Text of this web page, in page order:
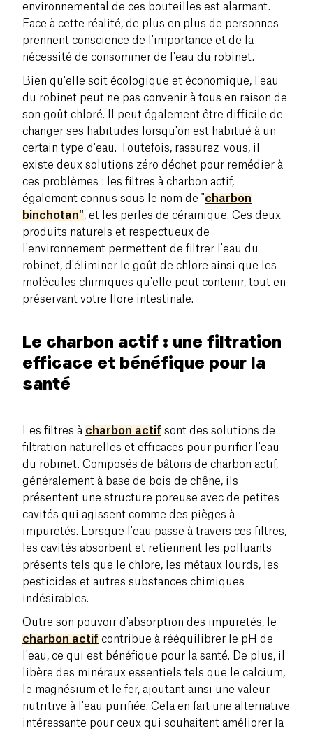
environnemental de ces bouteilles est alarmant.
Face à cette réalité, de plus en plus de personnes
prennent conscience de l'importance et de la
nécessité de consommer de l'eau du robinet.
Bien qu'elle soit écologique et économique, l'eau
du robinet peut ne pas convenir à tous en raison de
son goût chloré. Il peut également être difficile de
changer ses habitudes lorsqu'on est habitué à un
certain type d'eau. Toutefois, rassurez-vous, il
existe deux solutions zéro déchet pour remédier à
ces problèmes : les filtres à charbon actif,
également connus sous le nom de "charbon
binchotan", et les perles de céramique. Ces deux
produits naturels et respectueux de
l'environnement permettent de filtrer l'eau du
robinet, d'éliminer le goût de chlore ainsi que les
molécules chimiques qu'elle peut contenir, tout en
préservant votre flore intestinale.
Le charbon actif : une filtration
efficace et bénéfique pour la
santé
Les filtres à charbon actif sont des solutions de
filtration naturelles et efficaces pour purifier l'eau
du robinet. Composés de bâtons de charbon actif,
généralement à base de bois de chêne, ils
présentent une structure poreuse avec de petites
cavités qui agissent comme des pièges à
impuretés. Lorsque l'eau passe à travers ces filtres,
les cavités absorbent et retiennent les polluants
présents tels que le chlore, les métaux lourds, les
pesticides et autres substances chimiques
indésirables.
Outre son pouvoir d'absorption des impuretés, le
charbon actif contribue à rééquilibrer le pH de
l'eau, ce qui est bénéfique pour la santé. De plus, il
libère des minéraux essentiels tels que le calcium,
le magnésium et le fer, ajoutant ainsi une valeur
nutritive à l'eau purifiée. Cela en fait une alternative
intéressante pour ceux qui souhaitent améliorer la